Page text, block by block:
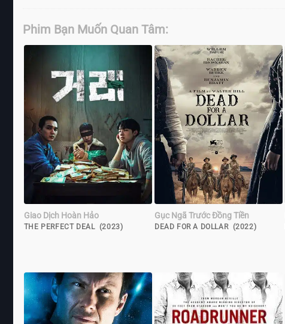
Phim Bạn Muốn Quan Tâm:
Giao Dịch Hoàn Hảo
THE PERFECT DEAL (2023)
Gục Ngã Trước Đồng Tiền
DEAD FOR A DOLLAR (2022)